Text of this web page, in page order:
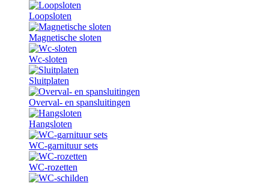
Loopsloten
Magnetische sloten
Wc-sloten
Sluitplaten
Overval- en spansluitingen
Hangsloten
WC-garnituur sets
WC-rozetten